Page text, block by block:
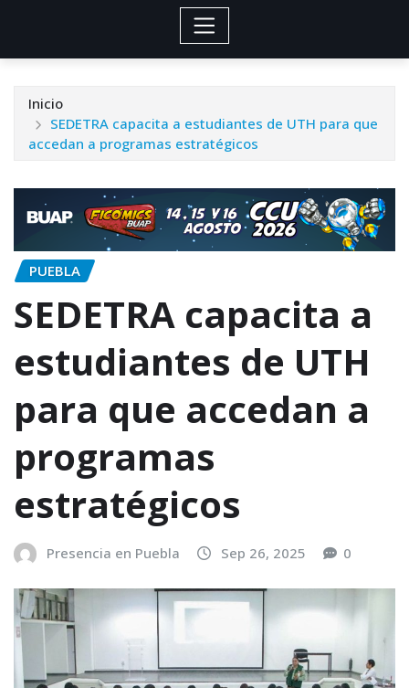
Inicio
SEDETRA capacita a estudiantes de UTH para que
accedan a programas estratégicos
PUEBLA
SEDETRA capacita a
estudiantes de UTH
para que accedan a
programas
estratégicos
Presencia en Puebla Sep 26, 2025 0